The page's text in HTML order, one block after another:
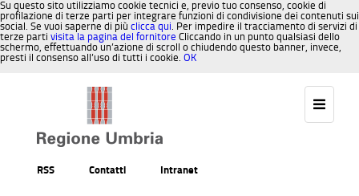
Su questo sito utilizziamo cookie tecnici e, previo tuo consenso, cookie di
profilazione di terze parti per integrare funzioni di condivisione dei contenuti sui
social. Se vuoi saperne di più clicca qui. Per impedire il tracciamento di servizi di
terze parti visita la pagina del fornitore Cliccando in un punto qualsiasi dello
schermo, effettuando un’azione di scroll o chiudendo questo banner, invece,
presti il consenso all’uso di tutti i cookie. OK
RSS Contatti Intranet